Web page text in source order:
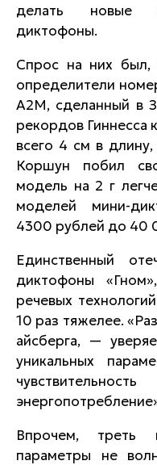
делать новые
диктофоны.
Спрос на них был,
определители
А2М, сделанный в
рекордов Гиннесса
всего 4 см в
Коршун побил
модель на 2 г
моделей мини-
4300 рублей до 40
Единственный
диктофоны
речевых
10 раз тяжелее.
айсберга, —
уникальных
Впрочем, треть
параметры не